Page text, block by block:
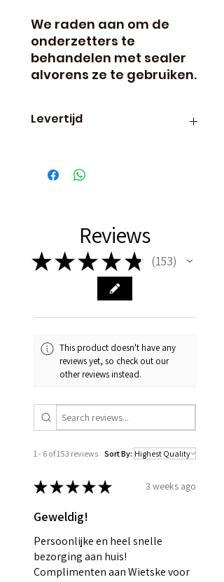
We raden aan om de
onderzetters te
behandelen met sealer
alvorens ze te gebruiken.
Levertijd
vaak de volgende dag al in
huis!
Reviews
★★★ ★ ★ 153
153
This product doesn't have any
reviews yet, so check out our
other reviews instead.
1 - 6 of 153 reviews Sort By:
★★★★★ 3 weeks ago
Geweldig!
Persoonlijke en heel snelle
bezorging aan huis!
Complimenten aan Wietske voor